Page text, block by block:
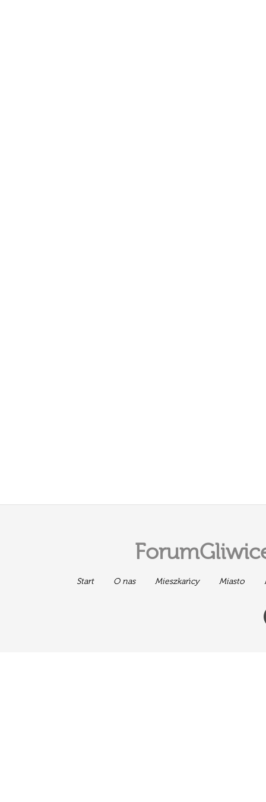
Start O nas Mieszkańcy Miasto